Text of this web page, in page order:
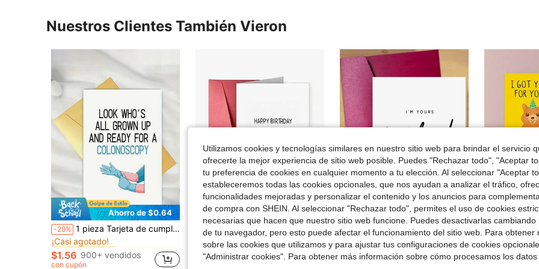
Nuestros Clientes También Vieron
Ahorro de $0.64
-29% 1 pieza Tarjeta de cumpleaños traviesa y divertida con el tema de un chequeo médico, adecuada para enviar a sus amigos (con sobre de color aleatorio)
#5 Más vendidos en talla única Tarjetas de felicitación
¡Casi agotado!
#5 Más vendidos
¡Casi agotado!
#5 Más vendidos
¡Casi agotado!
#5 Más vendidos en talla única Tarjetas de felicitación
$1.56 900+ vendidos
con cupón
Ahorro de $0.45
-26% 1 pieza Tarjeta de cumpleaños elegante, para novio, hombre, esposo, su tarjeta de cumpleaños divertida | Decoración de cumpleaños para hombres | Tarjeta de cumpleaños
$1.25
con cupón
Ahorro de $0.50
-29% 1 pieza "Soy tú, sin reembolso" Tarjeta de felicitación de aniversario linda y conmovedora, adecuada para la pareja (sobre de color aleatorio incluido), de vuelta a la escuela, útiles escolares
$1.20 500+ vendidos
-26% 1 pieza Tarjeta de felicitación "Compré algo para ti como regalo de
#1 Más
¡Casi
#1 Más
¡Casi agotado!
#1 Más
¡Casi agotado!
#1 Más
$1.62
Utilizamos cookies y tecnologías similares en nuestro sitio web para brindar el servicio
ofrecerte la mejor experiencia de sitio web posible. Puedes "Rechazar todo", "Aceptar
tu preferencia de cookies en cualquier momento a tu elección. Al seleccionar "Aceptar
estableceremos todas las cookies opcionales, que nos ayudan a analizar el tráfico,
funcionalidades mejoradas y personalizar el contenido y los anuncios para
de compra con SHEIN. Al seleccionar "Rechazar todo", permites el uso de cookies
necesarias que hacen que nuestro sitio web funcione. Puedes desactivarlas cambiando
de tu navegador, pero esto puede afectar el funcionamiento del sitio web. Para obtener
sobre las cookies que utilizamos y para ajustar tus configuraciones de cookies
"Administrar cookies". Para obtener más información sobre cómo procesamos los datos